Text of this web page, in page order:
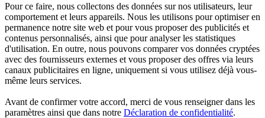
Pour ce faire, nous collectons des données sur nos utilisateurs, leur
comportement et leurs appareils. Nous les utilisons pour optimiser en
permanence notre site web et pour vous proposer des publicités et
contenus personnalisés, ainsi que pour analyser les statistiques
d'utilisation. En outre, nous pouvons comparer vos données cryptées
avec des fournisseurs externes et vous proposer des offres via leurs
canaux publicitaires en ligne, uniquement si vous utilisez déjà vous-
même leurs services.
Avant de confirmer votre accord, merci de vous renseigner dans les
paramètres ainsi que dans notre Déclaration de confidentialité.